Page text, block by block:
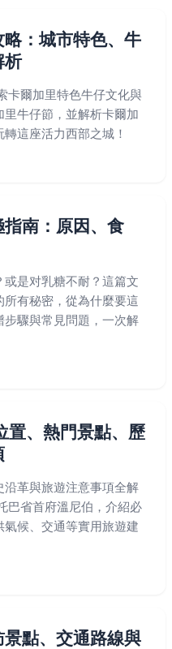
：城市特色、牛
析
卡爾加里特色牛仔文化與
牛仔節，並解析卡爾加
這座活力西部之城！
南：原因、食
是对乳糖不耐？這篇文
有秘密，從為什麼要這
驟與常見問題，一次解
置、熱門景點、歷
革與旅遊注意事項全解
巴省首府溫尼伯，介紹必
候、交通等實用旅遊建
點、交通路線與